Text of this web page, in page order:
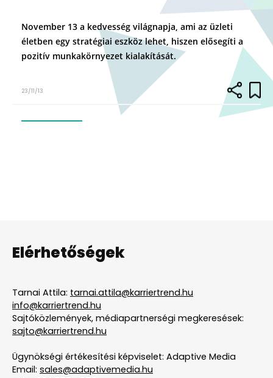
November 13 a kedvesség világnapja, ami az üzleti
életben egy stratégiai eszköz lehet, hiszen elősegíti a
pozitív munkakörnyezet kialakítását.
23/11/13
Elérhetőségek
Tarnai Attila: tarnai.attila@karriertrend.hu
info@karriertrend.hu
Sajtóközlemények, médiapartnerségi megkeresések:
sajto@karriertrend.hu
Ügynökségi értékesítési képviselet: Adaptive Media
Email: sales@adaptivemedia.hu